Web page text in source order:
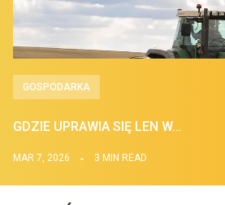
GOSPODARKA
GDZIE UPRAWIA SIĘ LEN W…
MAR 7, 2026 3 MIN READ